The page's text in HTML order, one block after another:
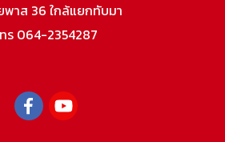
พาส 36 ใกล้แยกทับมา
ร 064-2354287